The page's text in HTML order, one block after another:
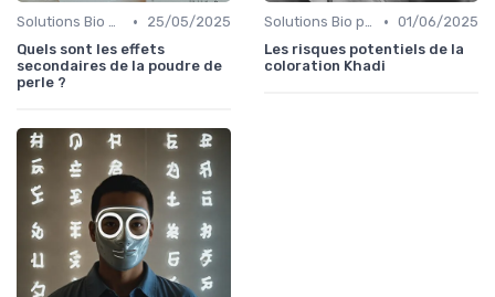
Solutions Bio pour Problèmes de Peau •
25/05/2025
Quels sont les effets
secondaires de la poudre de
perle ?
Solutions Bio pour Problèmes de Peau • 01/06/2025
Les risques potentiels de la
coloration Khadi